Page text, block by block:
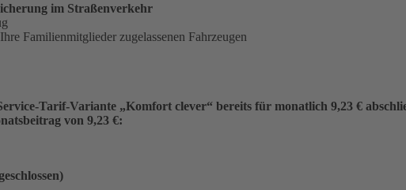
im Straßenverkehr
Familienmitglieder zugelassenen Fahrzeugen
Tarif-Variante „Komfort clever“ bereits für monatlich 9,23 €
von 9,23 €: